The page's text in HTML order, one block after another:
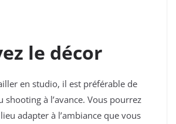
le décor
en studio, il est préférable de
à l’avance. Vous pourrez
adapter à l’ambiance que vous